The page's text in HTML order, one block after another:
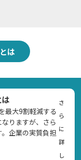
は
最大9割軽減する
りますが、さら
企業の実質負担
さ
ら
に
詳
し